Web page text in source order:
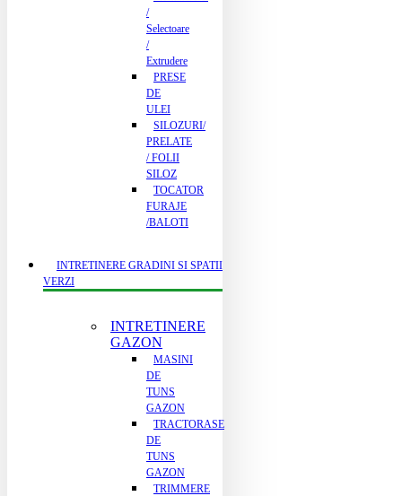
/
Selectoare
/
Extrudere
PRESE
DE
ULEI
SILOZURI/
PRELATE
/ FOLII
SILOZ
TOCATOR
FURAJE
/BALOTI
INTRETINERE GRADINI SI SPATII
VERZI
INTRETINERE
GAZON
MASINI
DE
TUNS
GAZON
TRACTORASE
DE
TUNS
GAZON
TRIMMERE